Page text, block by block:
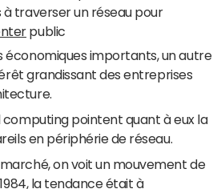
traverser un réseau pour
public
économiques importants, un autre
grandissant des entreprises
computing pointent quant à eux la
en périphérie de réseau.
on voit un mouvement de
la tendance était à